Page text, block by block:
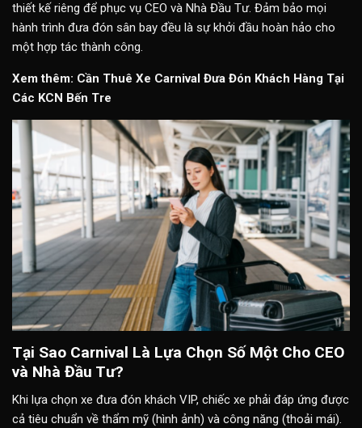
thiết kế riêng để phục vụ CEO và Nhà Đầu Tư. Đảm bảo mọi
hành trình đưa đón sân bay đều là sự khởi đầu hoàn hảo cho
một hợp tác thành công.
Xem thêm: Cần Thuê Xe Carnival Đưa Đón Khách Hàng Tại
Các KCN Bến Tre
Tại Sao Carnival Là Lựa Chọn Số Một Cho CEO
và Nhà Đầu Tư?
Khi lựa chọn xe đưa đón khách VIP, chiếc xe phải đáp ứng được
cả tiêu chuẩn về thẩm mỹ (hình ảnh) và công năng (thoải mái).